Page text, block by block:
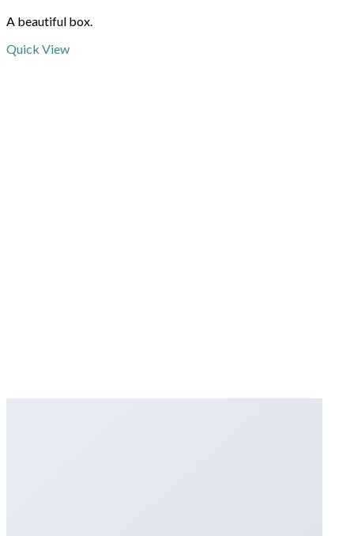
A beautiful box.
Quick View